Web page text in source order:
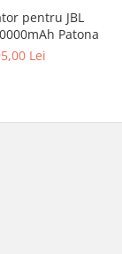
pentru JBL
Patona
Lei